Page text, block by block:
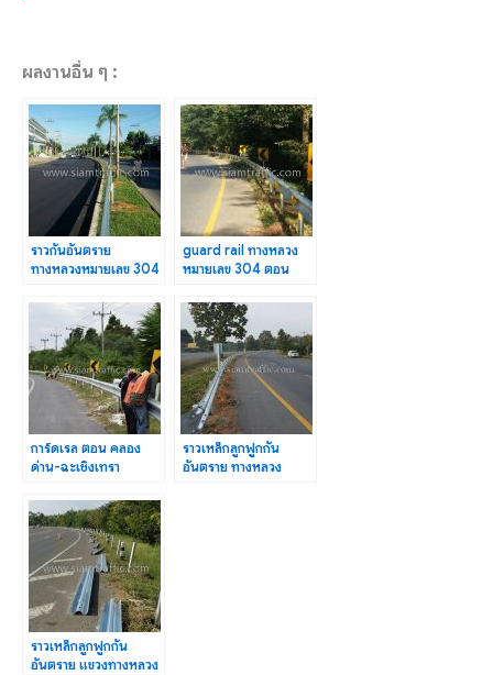
ผลงานอื่น ๆ :
ราวกันอันตราย
ทางหลวงหมายเลข 304
เหนือ
guard rail ทางหลวง
หมายเลข 304 ตอน
พนมสารคาม ปริมาณ
728 เมตร
การ์ดเรล ตอน คลอง
ด่าน-ฉะเชิงเทรา
กม.71+902
ราวเหล็กลูกฟูกกัน
อันตราย ทางหลวง
ราวเหล็กลูกฟูกกัน
อันตราย แขวงทางหลวง